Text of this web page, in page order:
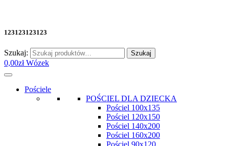
123123123123
Szukaj: Szukaj
0,00zł Wózek
Pościele
POŚCIEL DLA DZIECKA
Pościel 100x135
Pościel 120x150
Pościel 140x200
Pościel 160x200